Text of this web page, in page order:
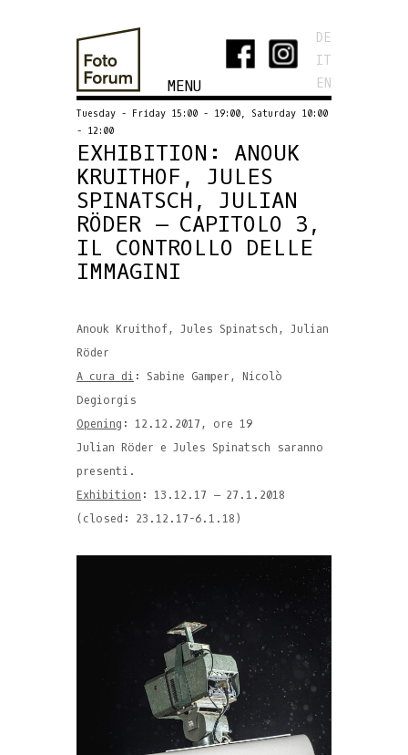
MENU
DE
IT
EN
Tuesday - Friday 15:00 - 19:00, Saturday 10:00
- 12:00
EXHIBITION: ANOUK
KRUITHOF, JULES
SPINATSCH, JULIAN
RÖDER – CAPITOLO 3,
IL CONTROLLO DELLE
IMMAGINI
Anouk Kruithof, Jules Spinatsch, Julian
Röder
A cura di : Sabine Gamper, Nicolò
Degiorgis
Opening : 12.12.2017, ore 19
Julian Röder e Jules Spinatsch saranno
presenti.
Exhibition : 13.12.17 – 27.1.2018
(closed: 23.12.17-6.1.18)